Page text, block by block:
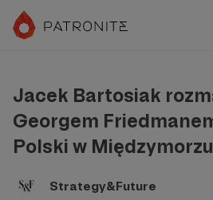
Jacek Bartosiak
Georgem
Polski w
Strategy&Future